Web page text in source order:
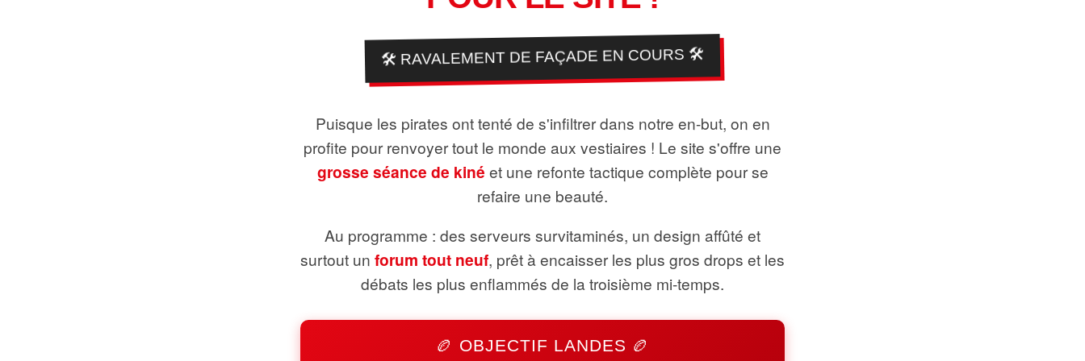
🛠️ RAVALEMENT DE FAÇADE EN COURS 🛠️
Puisque les pirates ont tenté de s'infiltrer dans notre en-but, on en
profite pour renvoyer tout le monde aux vestiaires ! Le site s'offre une
grosse séance de kiné et une refonte tactique complète pour se
refaire une beauté.
Au programme : des serveurs survitaminés, un design affûté et
surtout un forum tout neuf, prêt à encaisser les plus gros drops et les
débats les plus enflammés de la troisième mi-temps.
🏉 OBJECTIF LANDES 🏉